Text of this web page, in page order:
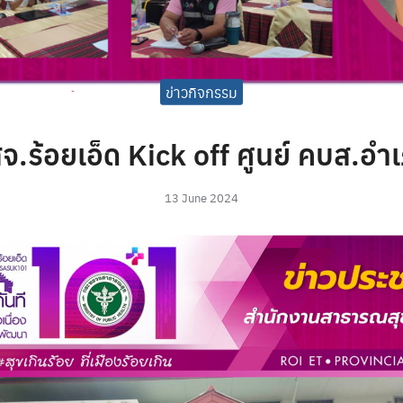
ข่าวกิจกรรม
.ร้อยเอ็ด Kick off ศูนย์ คบส.อำ
13 June 2024